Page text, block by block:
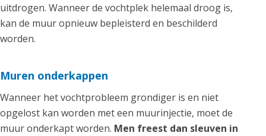
uitdrogen. Wanneer de vochtplek helemaal droog is,
kan de muur opnieuw bepleisterd en beschilderd
worden.
Muren onderkappen
Wanneer het vochtprobleem grondiger is en niet
opgelost kan worden met een muurinjectie, moet de
muur onderkapt worden. Men freest dan sleuven in